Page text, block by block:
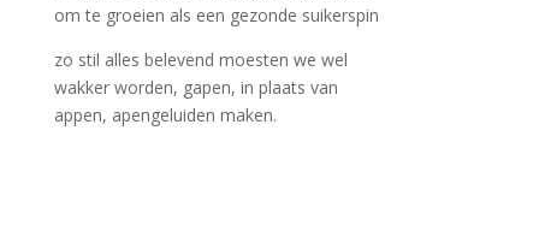
om te groeien als een gezonde suikerspin
zo stil alles belevend moesten we wel
wakker worden, gapen, in plaats van
appen, apengeluiden maken.